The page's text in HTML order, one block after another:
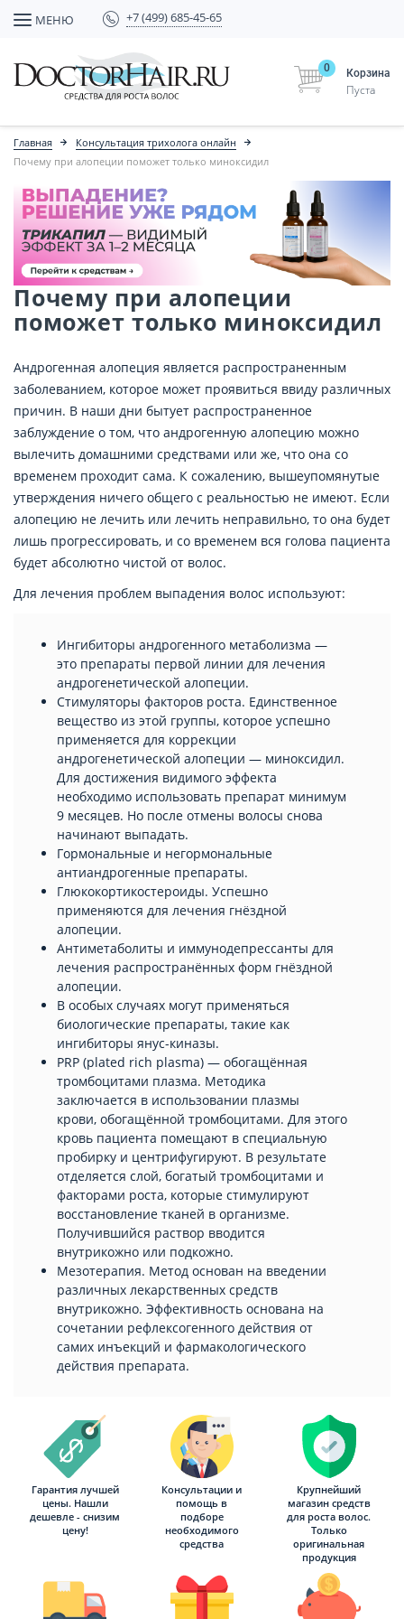
МЕНЮ +7 (499) 685-45-65
Корзина
0
Пуста
Главная
Консультация трихолога онлайн
Почему при алопеции поможет только миноксидил
Почему при алопеции
поможет только миноксидил
Андрогенная алопеция является распространенным
заболеванием, которое может проявиться ввиду различных
причин. В наши дни бытует распространенное
заблуждение о том, что андрогенную алопецию можно
вылечить домашними средствами или же, что она со
временем проходит сама. К сожалению, вышеупомянутые
утверждения ничего общего с реальностью не имеют. Если
алопецию не лечить или лечить неправильно, то она будет
лишь прогрессировать, и со временем вся голова пациента
будет абсолютно чистой от волос.
Для лечения проблем выпадения волос используют:
Ингибиторы андрогенного метаболизма —
это препараты первой линии для лечения
андрогенетической алопеции.
Стимуляторы факторов роста. Единственное
вещество из этой группы, которое успешно
применяется для коррекции
андрогенетической алопеции — миноксидил.
Для достижения видимого эффекта
необходимо использовать препарат минимум
9 месяцев. Но после отмены волосы снова
начинают выпадать.
Гормональные и негормональные
антиандрогенные препараты.
Глюкокортикостероиды. Успешно
применяются для лечения гнёздной
алопеции.
Антиметаболиты и иммунодепрессанты для
лечения распространённых форм гнёздной
алопеции.
В особых случаях могут применяться
биологические препараты, такие как
ингибиторы янус-киназы.
PRP (plated rich plasma) — обогащённая
тромбоцитами плазма. Методика
заключается в использовании плазмы
крови, обогащённой тромбоцитами. Для этого
кровь пациента помещают в специальную
пробирку и центрифугируют. В результате
отделяется слой, богатый тромбоцитами и
факторами роста, которые стимулируют
восстановление тканей в организме.
Получившийся раствор вводится
внутрикожно или подкожно.
Мезотерапия. Метод основан на введении
различных лекарственных средств
внутрикожно. Эффективность основана на
сочетании рефлексогенного действия от
самих инъекций и фармакологического
действия препарата.
Гарантия лучшей
цены. Нашли
дешевле - снизим
цену!
Консультации и
помощь в
подборе
необходимого
средства
Крупнейший
магазин средств
для роста волос.
Только
оригинальная
продукция